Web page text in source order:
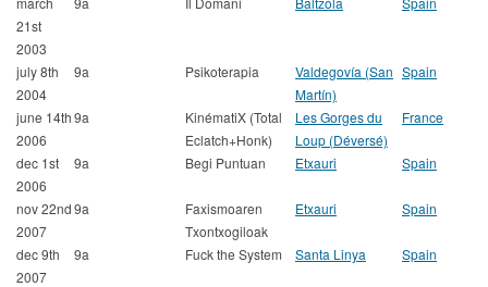
21st
2003
july 8th
2004
9a Psikoterapia
Valdegovía (San
Martín)
Spain
june 14th
2006
9a
KinématiX (Total
Eclatch+Honk)
Les Gorges du
Loup (Déversé)
France
dec 1st
2006
9a Begi Puntuan Etxauri Spain
nov 22nd
2007
9a
Faxismoaren
Txontxogiloak
Etxauri Spain
dec 9th
2007
9a Fuck the System Santa Linya Spain